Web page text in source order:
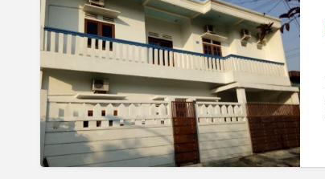
putri”
THOMAS
home
stay”